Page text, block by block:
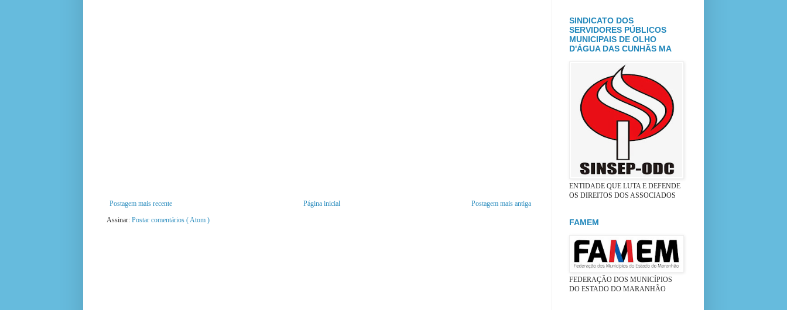
Postagem mais recente Postagem mais antiga
Página inicial
Assinar: Postar comentários ( Atom )
SINDICATO DOS
SERVIDORES PÚBLICOS
MUNICIPAIS DE OLHO
D'ÁGUA DAS CUNHÃS MA
ENTIDADE QUE LUTA E DEFENDE
OS DIREITOS DOS ASSOCIADOS
FAMEM
FEDERAÇÃO DOS MUNICÍPIOS
DO ESTADO DO MARANHÃO